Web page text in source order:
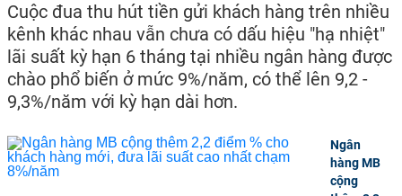
Cuộc đua thu hút tiền gửi khách hàng trên nhiều
kênh khác nhau vẫn chưa có dấu hiệu "hạ nhiệt"
lãi suất kỳ hạn 6 tháng tại nhiều ngân hàng được
chào phổ biến ở mức 9%/năm, có thể lên 9,2 -
9,3%/năm với kỳ hạn dài hơn.
Ngân
hàng MB
cộng